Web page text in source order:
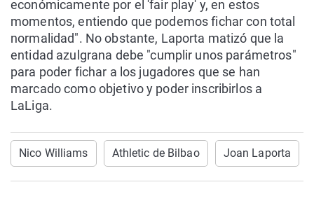
económicamente por el 'fair play' y, en estos
momentos, entiendo que podemos fichar con total
normalidad". No obstante, Laporta matizó que la
entidad azulgrana debe "cumplir unos parámetros"
para poder fichar a los jugadores que se han
marcado como objetivo y poder inscribirlos a
LaLiga.
Nico Williams Athletic de Bilbao Joan Laporta